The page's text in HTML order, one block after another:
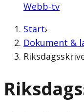
Webb-tv
Start
Dokument &